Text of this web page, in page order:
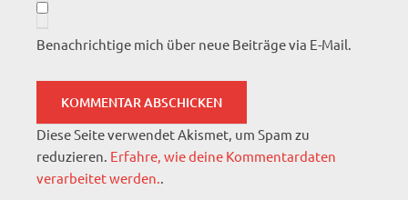
Benachrichtige mich über neue Beiträge via E-Mail.
Diese Seite verwendet Akismet, um Spam zu
reduzieren. Erfahre, wie deine Kommentardaten
verarbeitet werden..